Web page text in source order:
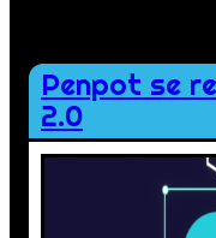
Penpot se
2.0